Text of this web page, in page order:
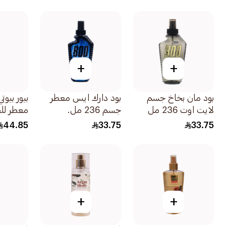
+
بود مان بخاخ جسم
لايت اوت 236 مل
33.75
+
بود دارك ايس معطر
جسم 236 مل.
33.75
بيور
معطر
لاف للنساء
44.85
+
+